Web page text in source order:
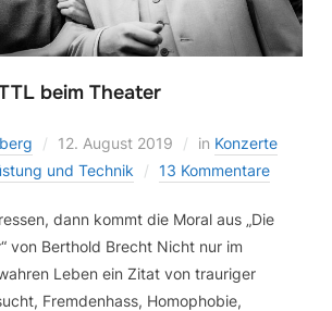
beim Theater
12. August 2019 in Konzerte
und Technik 13 Kommentare
dann kommt die Moral aus „Die
von Berthold Brecht Nicht nur im
Leben ein Zitat von trauriger
Fremdenhass, Homophobie,